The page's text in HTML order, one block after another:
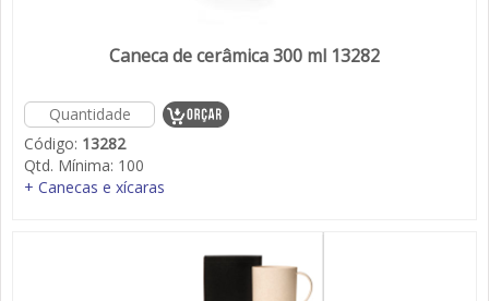
Caneca de cerâmica 300 ml 13282
Código: 13282
Qtd. Mínima: 100
+ Canecas e xícaras